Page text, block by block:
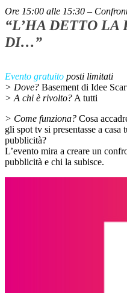
Ore 15:00 alle 15:30 –
“L’HA DETTO LA
DI…”
Evento gratuito posti limitati
> Dove? Basement di Idee
> A chi è rivolto? A tutti
> Come funziona? Cosa
gli spot tv si presentasse a
pubblicità?
L’evento mira a creare un
pubblicità e chi la subisce.